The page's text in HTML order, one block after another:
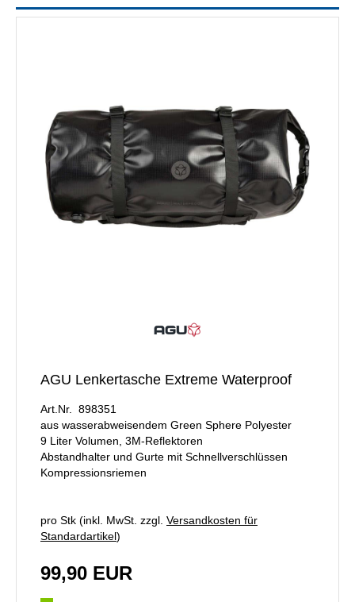
AGU Lenkertasche Extreme Waterproof
Art.Nr. 898351
aus wasserabweisendem Green Sphere Polyester
9 Liter Volumen, 3M-Reflektoren
Abstandhalter und Gurte mit Schnellverschlüssen
Kompressionsriemen
pro Stk (inkl. MwSt. zzgl. Versandkosten für
Standardartikel)
99,90 EUR